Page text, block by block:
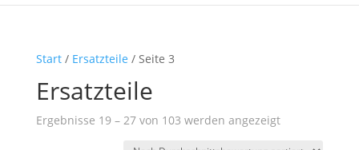
Start/ Ersatzteile / Seite 3
Ersatzteile
Ergebnisse 19 – 27 von 103 werden angezeigtNach